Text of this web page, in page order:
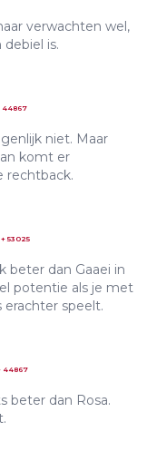
verwachten wel,
is.
44867
niet. Maar
komt er
rechtback.
+53025
beter dan Gaaei in
potentie als je met
erachter speelt.
44867
beter dan Rosa.